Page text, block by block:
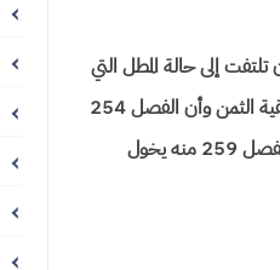
إلى حالة المطل التي
كان عليها المشتري وأن الوعد بالبيع ينص على وجوب أداء باقي الثمن في آخر شهر يوليوز 1975 وأن المشتري لم يؤد بقية الثمن وأن الفصل 254
من قانون الالتزامات والعقود ينص على أن المدين يكون في حالة مطل إذ تأخر في تنفيذ التزامه كلا أو بعضا كما ان الفصل 259 منه يخول